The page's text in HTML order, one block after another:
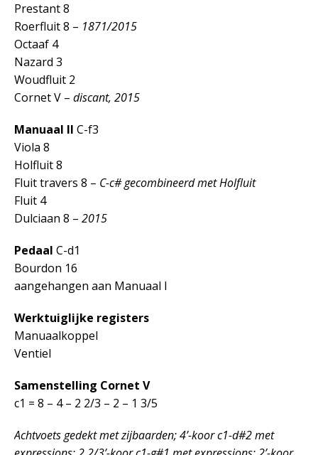
Prestant 8
Roerfluit 8 – 1871/2015
Octaaf 4
Nazard 3
Woudfluit 2
Cornet V – discant, 2015
Manuaal II C-f3
Viola 8
Holfluit 8
Fluit travers 8 – C-c# gecombineerd met Holfluit
Fluit 4
Dulciaan 8 – 2015
Pedaal C-d1
Bourdon 16
aangehangen aan Manuaal I
Werktuiglijke registers
Manuaalkoppel
Ventiel
Samenstelling Cornet V
c1 = 8 – 4 – 2 2/3 – 2 – 1 3/5
Achtvoets gedekt met zijbaarden; 4’-koor c1-d#2 met